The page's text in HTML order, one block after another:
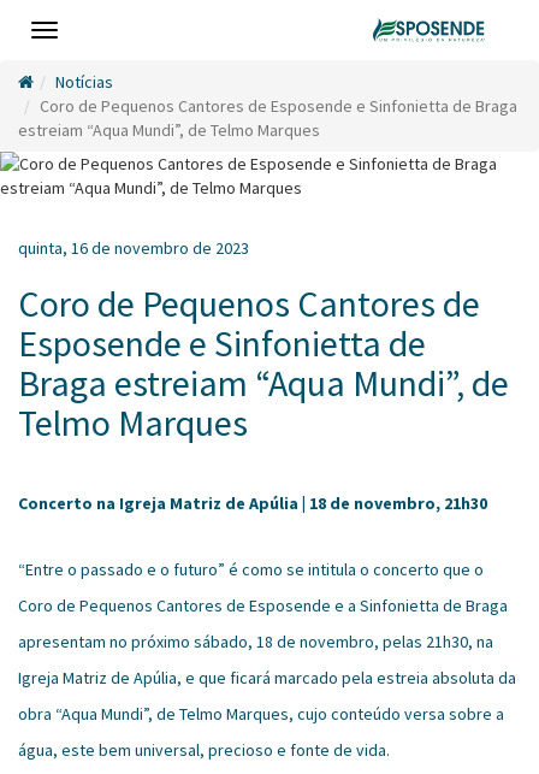
Toggle
Notícias
Coro de Pequenos Cantores de Esposende e Sinfonietta de Braga
estreiam “Aqua Mundi”, de Telmo Marques
quinta, 16 de novembro de 2023
Coro de Pequenos Cantores de
Esposende e Sinfonietta de
Braga estreiam “Aqua Mundi”, de
Telmo Marques
Concerto na Igreja Matriz de Apúlia | 18 de novembro, 21h30
“Entre o passado e o futuro” é como se intitula o concerto que o
Coro de Pequenos Cantores de Esposende e a Sinfonietta de Braga
apresentam no próximo sábado, 18 de novembro, pelas 21h30, na
Igreja Matriz de Apúlia, e que ficará marcado pela estreia absoluta da
obra “Aqua Mundi”, de Telmo Marques, cujo conteúdo versa sobre a
água, este bem universal, precioso e fonte de vida.